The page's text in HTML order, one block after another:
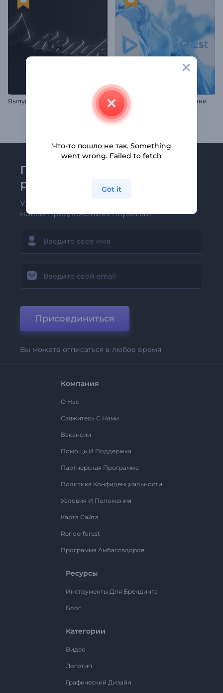
Выпуклая 3D анимация лого Логотип Из Шелковой Ткани
Присоединяйтесь к
рассылке Renderforest
Узнавайте о последних новостях и
новых предложениях первыми
Присоединиться
Вы можете отписаться в любое время
Компания
О Нас
Свяжитесь С Нами
Вакансии
Помощь И Поддержка
Партнерская Программа
Политика Конфиденциальности
Условия И Положения
Карта Сайта
Renderforest
Программа Амбассадоров
Ресурсы
Инструменты Для Брендинга
Блог
Категории
Видео
Логотип
Графический Дизайн
Что-то пошло не так. Something
went wrong. Failed to fetch
Got it